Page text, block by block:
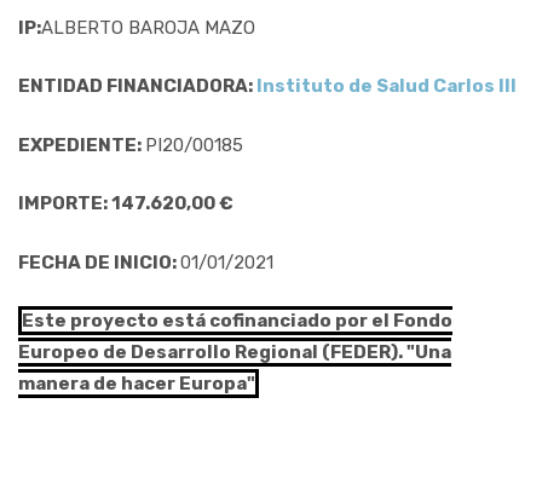
IP:ALBERTO BAROJA MAZO
ENTIDAD FINANCIADORA: Instituto de Salud Carlos III
EXPEDIENTE: PI20/00185
IMPORTE: 147.620,00 €
FECHA DE INICIO:01/01/2021
Este proyecto está cofinanciado por el Fondo
Europeo de Desarrollo Regional (FEDER). "Una
manera de hacer Europa"